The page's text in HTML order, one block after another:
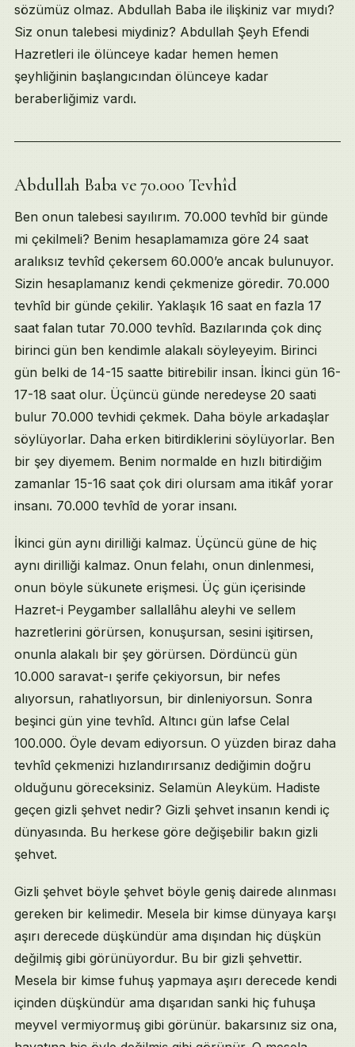
sözümüz olmaz. Abdullah Baba ile ilişkiniz var mıydı?
Siz onun talebesi miydiniz? Abdullah Şeyh Efendi
Hazretleri ile ölünceye kadar hemen hemen
şeyhliğinin başlangıcından ölünceye kadar
beraberliğimiz vardı.
Abdullah Baba ve 70.000 Tevhîd
Ben onun talebesi sayılırım. 70.000 tevhîd bir günde
mi çekilmeli? Benim hesaplamamıza göre 24 saat
aralıksız tevhîd çekersem 60.000’e ancak bulunuyor.
Sizin hesaplamanız kendi çekmenize göredir. 70.000
tevhîd bir günde çekilir. Yaklaşık 16 saat en fazla 17
saat falan tutar 70.000 tevhîd. Bazılarında çok dinç
birinci gün ben kendimle alakalı söyleyeyim. Birinci
gün belki de 14-15 saatte bitirebilir insan. İkinci gün 16-
17-18 saat olur. Üçüncü günde neredeyse 20 saati
bulur 70.000 tevhidi çekmek. Daha böyle arkadaşlar
söylüyorlar. Daha erken bitirdiklerini söylüyorlar. Ben
bir şey diyemem. Benim normalde en hızlı bitirdiğim
zamanlar 15-16 saat çok diri olursam ama itikâf yorar
insanı. 70.000 tevhîd de yorar insanı.
İkinci gün aynı dirilliği kalmaz. Üçüncü güne de hiç
aynı dirilliği kalmaz. Onun felahı, onun dinlenmesi,
onun böyle sükunete erişmesi. Üç gün içerisinde
Hazret-i Peygamber sallallâhu aleyhi ve sellem
hazretlerini görürsen, konuşursan, sesini işitirsen,
onunla alakalı bir şey görürsen. Dördüncü gün
10.000 saravat-ı şerife çekiyorsun, bir nefes
alıyorsun, rahatlıyorsun, bir dinleniyorsun. Sonra
beşinci gün yine tevhîd. Altıncı gün lafse Celal
100.000. Öyle devam ediyorsun. O yüzden biraz daha
tevhîd çekmenizi hızlandırırsanız dediğimin doğru
olduğunu göreceksiniz. Selamün Aleyküm. Hadiste
geçen gizli şehvet nedir? Gizli şehvet insanın kendi iç
dünyasında. Bu herkese göre değişebilir bakın gizli
şehvet.
Gizli şehvet böyle şehvet böyle geniş dairede alınması
gereken bir kelimedir. Mesela bir kimse dünyaya karşı
aşırı derecede düşkündür ama dışından hiç düşkün
değilmiş gibi görünüyordur. Bu bir gizli şehvettir.
Mesela bir kimse fuhuş yapmaya aşırı derecede kendi
içinden düşkündür ama dışarıdan sanki hiç fuhuşa
meyvel vermiyormuş gibi görünür. bakarsınız siz ona,